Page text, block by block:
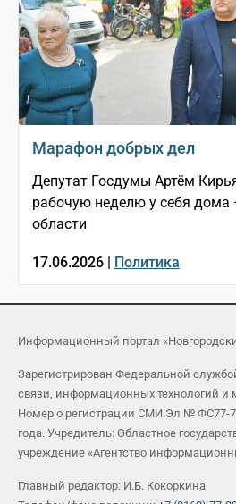
Марафон добрых дел
Депутат Госдумы Артём
рабочую неделю у себя дома
области
17.06.2026 | Политика
Информационный портал
Зарегистрирован Федеральной
связи, информационных технологий
Номер о регистрации СМИ Эл № ФС77-
года. Учредитель: Областное
учреждение «Агентство
Главный редактор: И.Б. Кокоркина